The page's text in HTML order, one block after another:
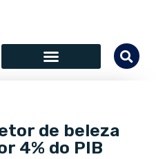
de beleza
4% do PIB